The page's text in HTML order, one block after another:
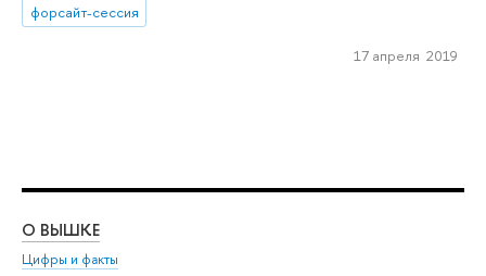
форсайт-сессия
17 апреля 2019
О ВЫШКЕ
Цифры и факты